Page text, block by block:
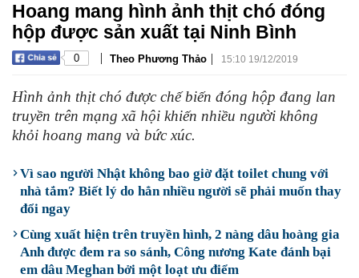
Hoang mang hình ảnh thịt chó đóng
hộp được sản xuất tại Ninh Bình
0 | Theo Phương Thảo | 15:10 19/12/2019
Hình ảnh thịt chó được chế biến đóng hộp đang lan
truyền trên mạng xã hội khiến nhiều người không
khỏi hoang mang và bức xúc.
Vì sao người Nhật không bao giờ đặt toilet chung với
nhà tắm? Biết lý do hẳn nhiều người sẽ phải muốn thay
đổi ngay
Cùng xuất hiện trên truyền hình, 2 nàng dâu hoàng gia
Anh được đem ra so sánh, Công nương Kate đánh bại
em dâu Meghan bởi một loạt ưu điểm